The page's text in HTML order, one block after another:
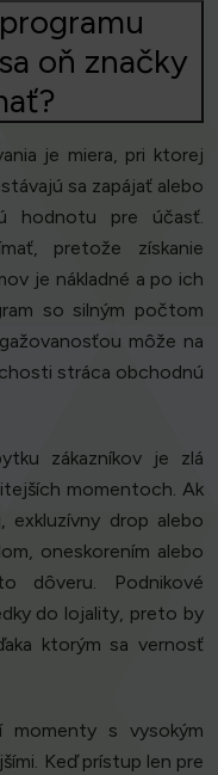
oň značky
je miera, pri ktorej
sa zapájať alebo
hodnotu pre účasť.
pretože získanie
je nákladné a po ich
so silným počtom
môže na
stráca obchodnú
zákazníkov je zlá
momentoch. Ak
exkluzívny drop alebo
oneskorením alebo
dôveru. Podnikové
do lojality, preto by
ktorým sa vernosť
momenty s vysokým
Keď prístup len pre